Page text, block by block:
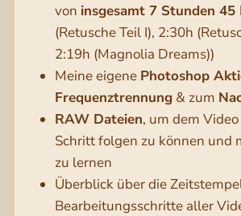
von insgesamt 7 Stunden 45
(Retusche Teil I), 2:30h
2:19h (Magnolia Dreams))
Meine eigene Photoshop
Frequenztrennung& zum
RAW Dateien, um dem
Schritt folgen zu können und
zu lernen
Überblick über die
Bearbeitungsschritte aller